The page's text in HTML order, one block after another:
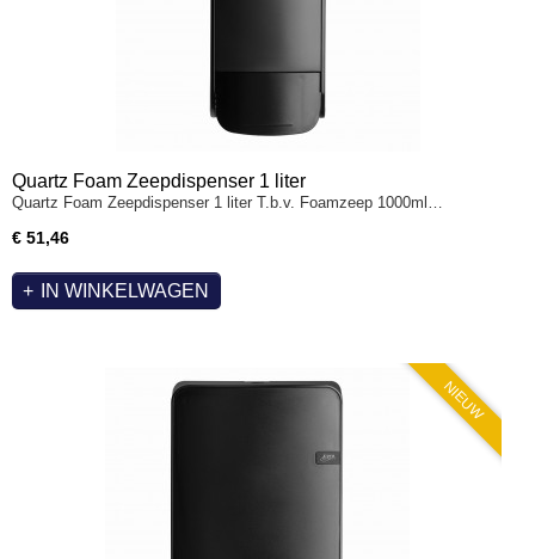
Quartz Foam Zeepdispenser 1 liter
Quartz Foam Zeepdispenser 1 liter T.b.v. Foamzeep 1000ml…
€ 51,46
IN WINKELWAGEN
NIEUW